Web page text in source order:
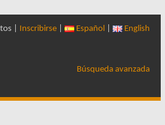
| Inscribirse Español English
Búsqueda avanzada